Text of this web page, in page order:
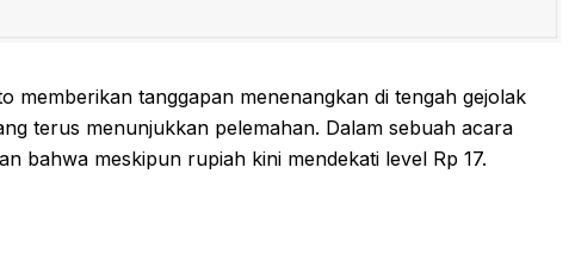
memberikan tanggapan menenangkan di tengah gejolak
terus menunjukkan pelemahan. Dalam sebuah acara
bahwa meskipun rupiah kini mendekati level Rp 17.